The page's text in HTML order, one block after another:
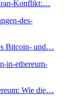
Konflikt:…
Bitcoin- und…
Wie die…